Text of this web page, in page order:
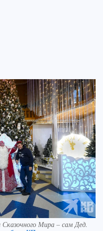
Мира – сам Дед.